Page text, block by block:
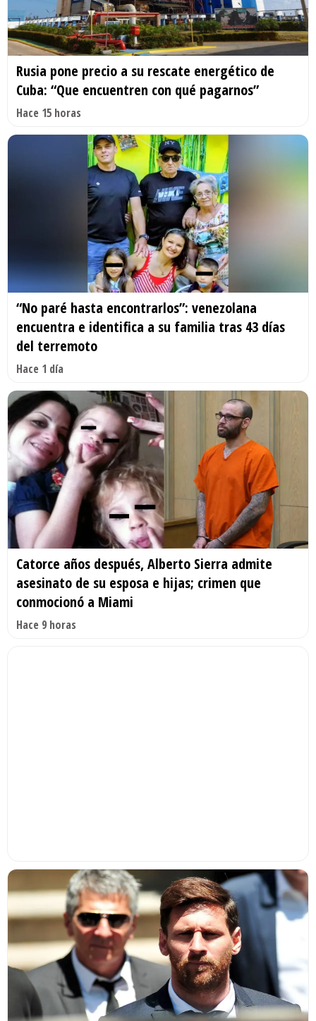
Rusia pone precio a su rescate energético de
Cuba: “Que encuentren con qué pagarnos”
Hace 15 horas
“No paré hasta encontrarlos”: venezolana
encuentra e identifica a su familia tras 43 días
del terremoto
Hace 1 día
Catorce años después, Alberto Sierra admite
asesinato de su esposa e hijas; crimen que
conmocionó a Miami
Hace 9 horas